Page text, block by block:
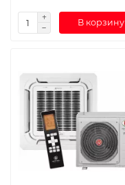
В корзину